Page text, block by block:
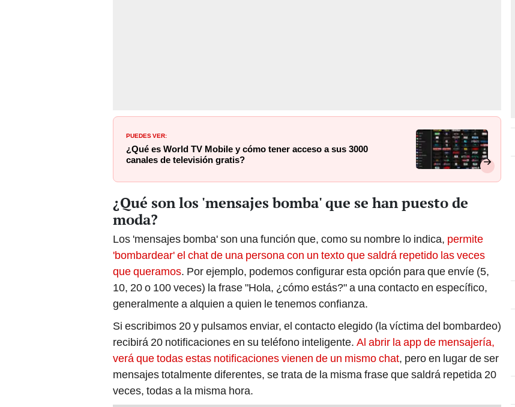
PUEDES VER:
¿Qué es World TV Mobile y cómo tener acceso a sus 3000
canales de televisión gratis?
¿Qué son los 'mensajes bomba' que se han puesto de
moda?
Los 'mensajes bomba' son una función que, como su nombre lo indica, permite
'bombardear' el chat de una persona con un texto que saldrá repetido las veces
que queramos. Por ejemplo, podemos configurar esta opción para que envíe (5,
10, 20 o 100 veces) la frase "Hola, ¿cómo estás?" a una contacto en específico,
generalmente a alquien a quien le tenemos confianza.
Si escribimos 20 y pulsamos enviar, el contacto elegido (la víctima del bombardeo)
recibirá 20 notificaciones en su teléfono inteligente. Al abrir la app de mensajería,
verá que todas estas notificaciones vienen de un mismo chat, pero en lugar de ser
mensajes totalmente diferentes, se trata de la misma frase que saldrá repetida 20
veces, todas a la misma hora.